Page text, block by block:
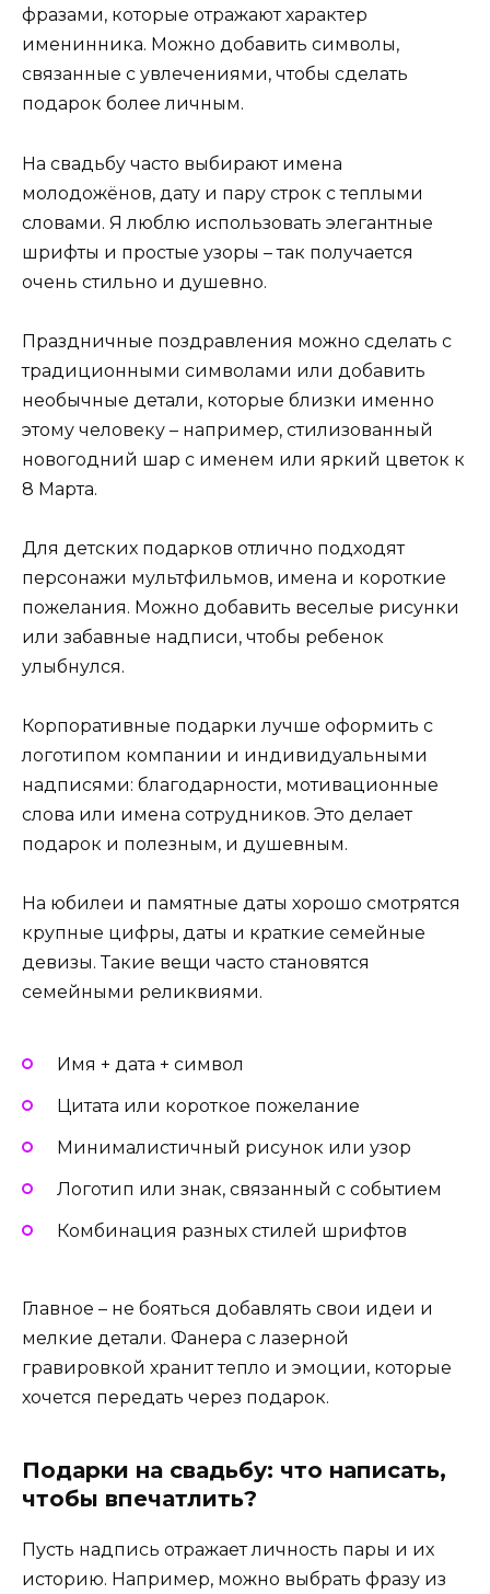
фразами, которые отражают характер
именинника. Можно добавить символы,
связанные с увлечениями, чтобы сделать
подарок более личным.
На свадьбу часто выбирают имена
молодожёнов, дату и пару строк с теплыми
словами. Я люблю использовать элегантные
шрифты и простые узоры – так получается
очень стильно и душевно.
Праздничные поздравления можно сделать с
традиционными символами или добавить
необычные детали, которые близки именно
этому человеку – например, стилизованный
новогодний шар с именем или яркий цветок к
8 Марта.
Для детских подарков отлично подходят
персонажи мультфильмов, имена и короткие
пожелания. Можно добавить веселые рисунки
или забавные надписи, чтобы ребенок
улыбнулся.
Корпоративные подарки лучше оформить с
логотипом компании и индивидуальными
надписями: благодарности, мотивационные
слова или имена сотрудников. Это делает
подарок и полезным, и душевным.
На юбилеи и памятные даты хорошо смотрятся
крупные цифры, даты и краткие семейные
девизы. Такие вещи часто становятся
семейными реликвиями.
Имя + дата + символ
Цитата или короткое пожелание
Минималистичный рисунок или узор
Логотип или знак, связанный с событием
Комбинация разных стилей шрифтов
Главное – не бояться добавлять свои идеи и
мелкие детали. Фанера с лазерной
гравировкой хранит тепло и эмоции, которые
хочется передать через подарок.
Подарки на свадьбу: что написать,
чтобы впечатлить?
Пусть надпись отражает личность пары и их
историю. Например, можно выбрать фразу из